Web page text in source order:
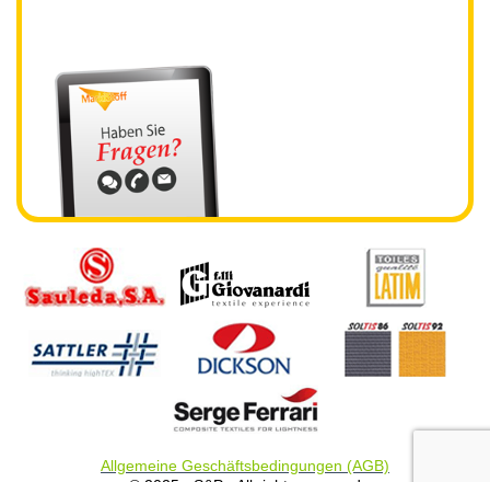
Allgemeine Geschäftsbedingungen (AGB)